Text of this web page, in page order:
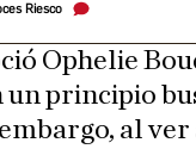
Riesco
Ophelie
un principio
al